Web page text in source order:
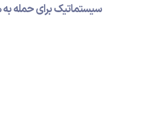
سیستماتیک برای حمله